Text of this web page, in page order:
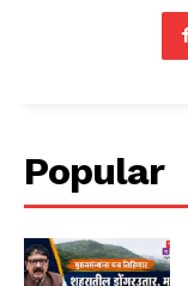
Popular